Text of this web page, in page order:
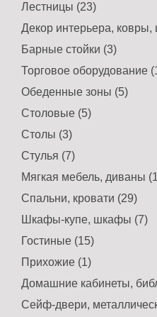
Лестницы (23)
Декор интерьера,
Барные стойки (3)
Торговое оборудование
Обеденные зоны (5)
Столовые (5)
Столы (3)
Стулья (7)
Мягкая мебель, диваны
Спальни, кровати (29)
Шкафы-купе, шкафы (7)
Гостиные (15)
Прихожие (1)
Домашние кабинеты,
Сейф-двери,